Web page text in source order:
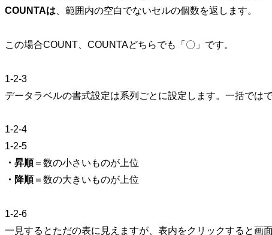
COUNTAは 、範囲内の空白でないセルの個数を返します。
この場合COUNT、COUNTAどちらでも「〇」です。
1-2-3
データラベルの書式設定は系列ごとに設定します。一括ではで
1-2-4
1-2-5
・昇順＝数の小さいものが上位
・降順＝数の大きいものが上位
1-2-6
一見するとただの表に見えますが、表内をクリックすると画